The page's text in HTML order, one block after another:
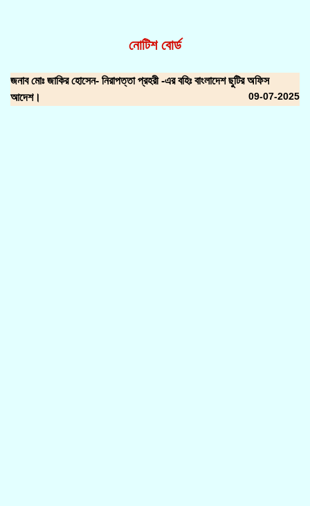
নোটিশ বোর্ড
জনাব মোঃ জাকির হোসেন- নিরাপত্তা প্রহরী -এর বহিঃ বাংলাদেশ ছুটির অফিস
আদেশ।
09-07-2025